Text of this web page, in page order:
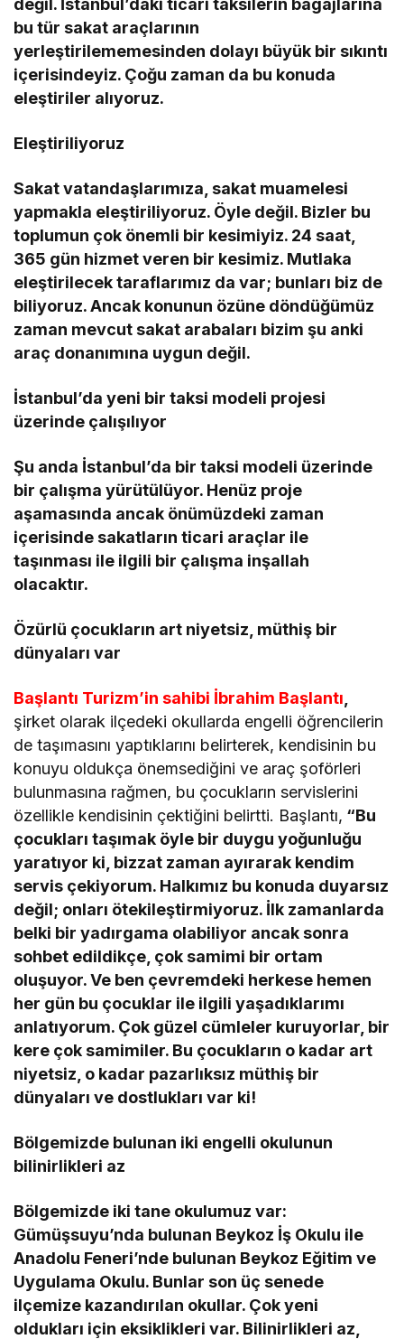
bu tür sakat araçlarının
yerleştirilememesinden dolayı büyük bir sıkıntı
içerisindeyiz. Çoğu zaman da bu konuda
eleştiriler alıyoruz.
Eleştiriliyoruz
Sakat vatandaşlarımıza, sakat muamelesi
yapmakla eleştiriliyoruz. Öyle değil. Bizler bu
toplumun çok önemli bir kesimiyiz. 24 saat,
365 gün hizmet veren bir kesimiz. Mutlaka
eleştirilecek taraflarımız da var; bunları biz de
biliyoruz. Ancak konunun özüne döndüğümüz
zaman mevcut sakat arabaları bizim şu anki
araç donanımına uygun değil.
İstanbul’da yeni bir taksi modeli projesi
üzerinde çalışılıyor
Şu anda İstanbul’da bir taksi modeli üzerinde
bir çalışma yürütülüyor. Henüz proje
aşamasında ancak önümüzdeki zaman
içerisinde sakatların ticari araçlar ile
taşınması ile ilgili bir çalışma inşallah
olacaktır.
Özürlü çocukların art niyetsiz, müthiş bir
dünyaları var
Başlantı Turizm’in sahibi İbrahim Başlantı
şirket olarak ilçedeki okullarda engelli öğrencilerin
de taşımasını yaptıklarını belirterek, kendisinin bu
konuyu oldukça önemsediğini ve araç şoförleri
bulunmasına rağmen, bu çocukların servislerini
özellikle kendisinin çektiğini belirtti. Başlantı, “Bu
çocukları taşımak öyle bir duygu yoğunluğu
yaratıyor ki, bizzat zaman ayırarak kendim
servis çekiyorum. Halkımız bu konuda duyarsız
değil; onları ötekileştirmiyoruz. İlk zamanlarda
belki bir yadırgama olabiliyor ancak sonra
sohbet edildikçe, çok samimi bir ortam
oluşuyor. Ve ben çevremdeki herkese hemen
her gün bu çocuklar ile ilgili yaşadıklarımı
anlatıyorum. Çok güzel cümleler kuruyorlar, bir
kere çok samimiler. Bu çocukların o kadar art
niyetsiz, o kadar pazarlıksız müthiş bir
dünyaları ve dostlukları var ki!
Bölgemizde bulunan iki engelli okulunun
bilinirlikleri az
Bölgemizde iki tane okulumuz var:
Gümüşsuyu’nda bulunan Beykoz İş Okulu ile
Anadolu Feneri’nde bulunan Beykoz Eğitim ve
Uygulama Okulu. Bunlar son üç senede
ilçemize kazandırılan okullar. Çok yeni
oldukları için eksiklikleri var. Bilinirlikleri az,